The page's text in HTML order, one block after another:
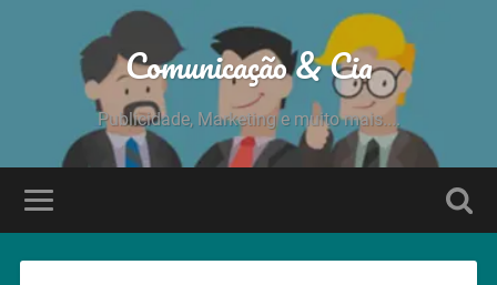
Comunicação & Cia
Publicidade, Marketing e muito mais....